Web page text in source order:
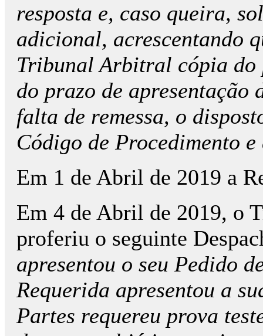
resposta e, caso queira,
adicional, acrescentando
Tribunal Arbitral cópia do
do prazo de apresentação
falta de remessa, o
Código de Procedimento
Em 1 de Abril de 2019 a
Em 4 de Abril de 2019, o
proferiu o seguinte
apresentou o seu Pedido
Requerida apresentou a
Partes requereu prova